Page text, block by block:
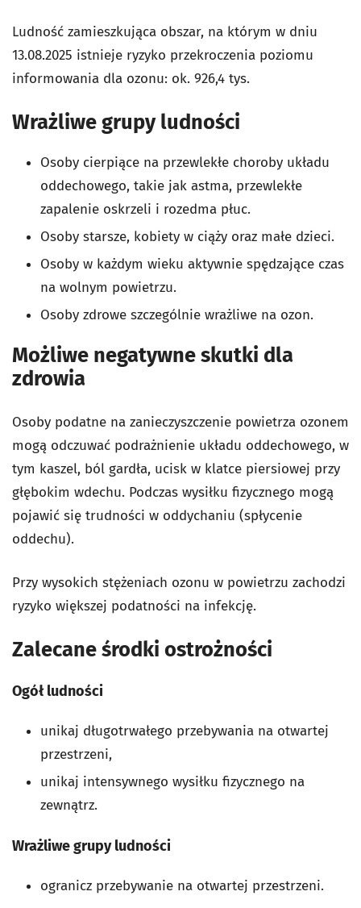
Ludność zamieszkująca obszar, na którym w dniu
13.08.2025 istnieje ryzyko przekroczenia poziomu
informowania dla ozonu: ok. 926,4 tys.
Wrażliwe grupy ludności
Osoby cierpiące na przewlekłe choroby układu
oddechowego, takie jak astma, przewlekłe
zapalenie oskrzeli i rozedma płuc.
Osoby starsze, kobiety w ciąży oraz małe dzieci.
Osoby w każdym wieku aktywnie spędzające czas
na wolnym powietrzu.
Osoby zdrowe szczególnie wrażliwe na ozon.
Możliwe negatywne skutki dla
zdrowia
Osoby podatne na zanieczyszczenie powietrza ozonem
mogą odczuwać podrażnienie układu oddechowego, w
tym kaszel, ból gardła, ucisk w klatce piersiowej przy
głębokim wdechu. Podczas wysiłku fizycznego mogą
pojawić się trudności w oddychaniu (spłycenie
oddechu).
Przy wysokich stężeniach ozonu w powietrzu zachodzi
ryzyko większej podatności na infekcję.
Zalecane środki ostrożności
Ogół ludności
unikaj długotrwałego przebywania na otwartej
przestrzeni,
unikaj intensywnego wysiłku fizycznego na
zewnątrz.
Wrażliwe grupy ludności
ogranicz przebywanie na otwartej przestrzeni.